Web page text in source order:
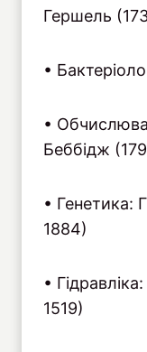
Гершель
•
•
Беббідж
• Генетика:
1884)
•
1519)